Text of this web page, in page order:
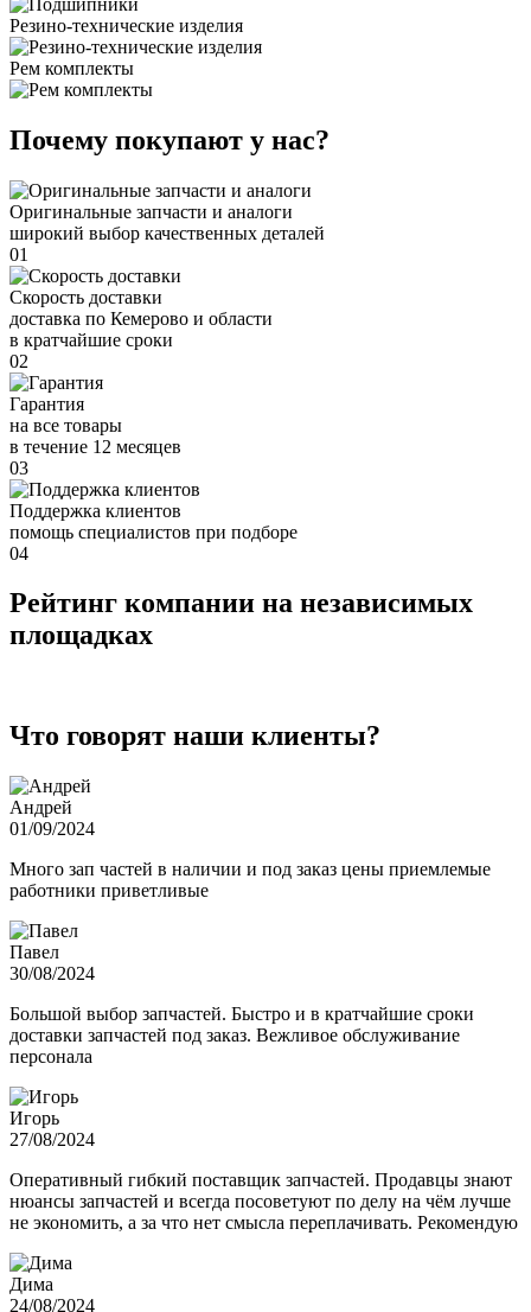
Резино-технические изделия
Рем комплекты
Почему покупают у нас?
Оригинальные запчасти и аналоги
широкий выбор качественных деталей
01
Скорость доставки
доставка по Кемерово и области
в кратчайшие сроки
02
Гарантия
на все товары
в течение 12 месяцев
03
Поддержка клиентов
помощь специалистов при подборе
04
Рейтинг компании на независимых
площадках
Что говорят наши клиенты?
Андрей
01/09/2024
Много зап частей в наличии и под заказ цены приемлемые
работники приветливые
Павел
30/08/2024
Большой выбор запчастей. Быстро и в кратчайшие сроки
доставки запчастей под заказ. Вежливое обслуживание
персонала
Игорь
27/08/2024
Оперативный гибкий поставщик запчастей. Продавцы знают
нюансы запчастей и всегда посоветуют по делу на чём лучше
не экономить, а за что нет смысла переплачивать. Рекомендую
Дима
24/08/2024